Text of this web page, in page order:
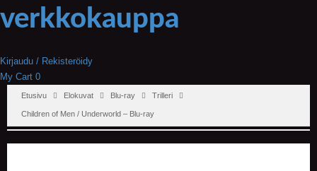
Kirjaudu / Rekisteröidy
My Cart 0
Etusivu Elokuvat Blu-ray Trilleri
Children of Men / Underworld – Blu-ray